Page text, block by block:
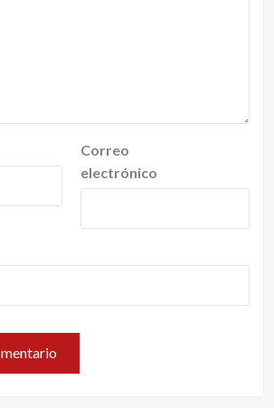
Correo
electrónico